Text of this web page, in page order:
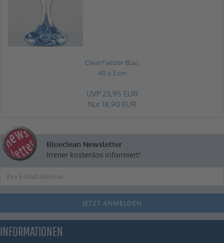
CleanTwister Blau,
40 x 3 cm
UVP 23,95 EUR
Nur 18,90 EUR
Blueclean Newsletter
Immer kostenlos informiert!
INFORMATIONEN